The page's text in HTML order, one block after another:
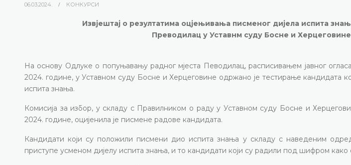
06.03.2024. КОНКУРСИ
Извјештај о резултатима оцјењивања писменог дијела испита
Преводилац у Уставнм суду Босне и Херцеговине
На основу Одлуке о попуњавању радног мјеста Певодилац, расписивањем јавног
2024. године, у Уставном суду Босне и Херцеговине одржано је тестирање кандидата
испита знања.
Комисија за избор, у складу с Правилником о раду у Уставном суду Босне и
2024. године, оцијенила је писмене радове кандидата.
Кандидати који су положили писмени дио испита знања у складу с наведеним
приступе усменом дијелу испита знања, и то кандидати који су радили под шифром како